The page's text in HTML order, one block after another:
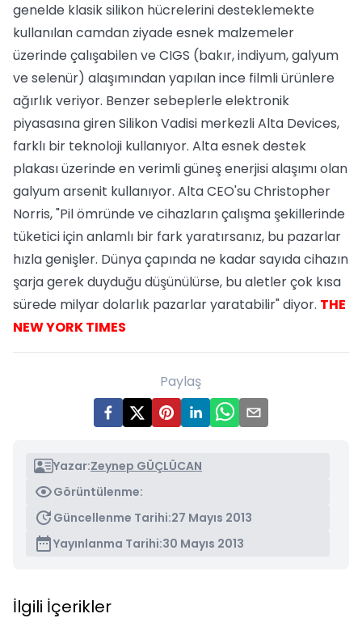
genelde klasik silikon hücrelerini desteklemekte
kullanılan camdan ziyade esnek malzemeler
üzerinde çalışabilen ve CIGS (bakır, indiyum, galyum
ve selenür) alaşımından yapılan ince filmli ürünlere
ağırlık veriyor. Benzer sebeplerle elektronik
piyasasına giren Silikon Vadisi merkezli Alta Devices,
farklı bir teknoloji kullanıyor. Alta esnek destek
plakası üzerinde en verimli güneş enerjisi alaşımı olan
galyum arsenit kullanıyor. Alta CEO'su Christopher
Norris, "Pil ömründe ve cihazların çalışma şekillerinde
tüketici için anlamlı bir fark yaratırsanız, bu pazarlar
hızla genişler. Dünya çapında ne kadar sayıda cihazın
şarja gerek duyduğu düşünülürse, bu aletler çok kısa
sürede milyar dolarlık pazarlar yaratabilir" diyor. THE
NEW YORK TIMES
Paylaş
Yazar:Zeynep GÜÇLÜCAN
Görüntülenme:
Güncellenme Tarihi:27 Mayıs 2013
Yayınlanma Tarihi:30 Mayıs 2013
İlgili İçerikler